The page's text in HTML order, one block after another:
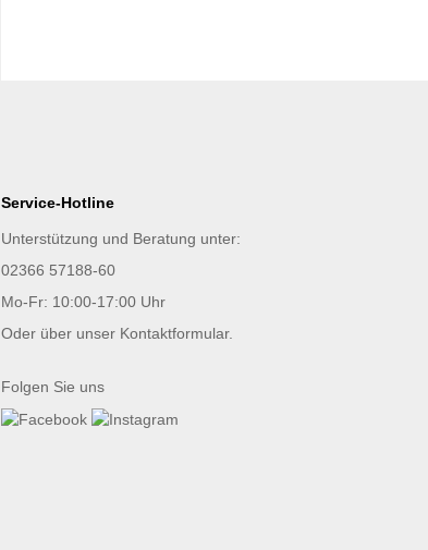
Service-Hotline
Unterstützung und Beratung unter:
02366 57188-60
Mo-Fr: 10:00-17:00 Uhr
Oder über unser Kontaktformular.
Folgen Sie uns